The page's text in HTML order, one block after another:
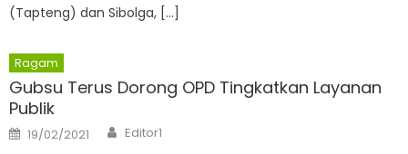
(Tapteng) dan Sibolga, […]
Ragam
Gubsu Terus Dorong OPD Tingkatkan Layanan
Publik
Posted
on
19/02/2021 Author
Editor1